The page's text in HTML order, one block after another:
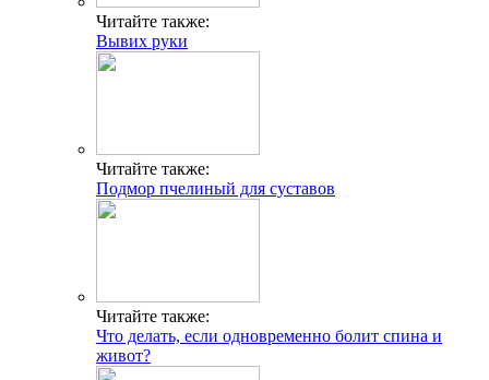
Читайте также:
Вывих руки
Читайте также:
Подмор пчелиный для суставов
Читайте также:
Что делать, если одновременно болит спина и
живот?